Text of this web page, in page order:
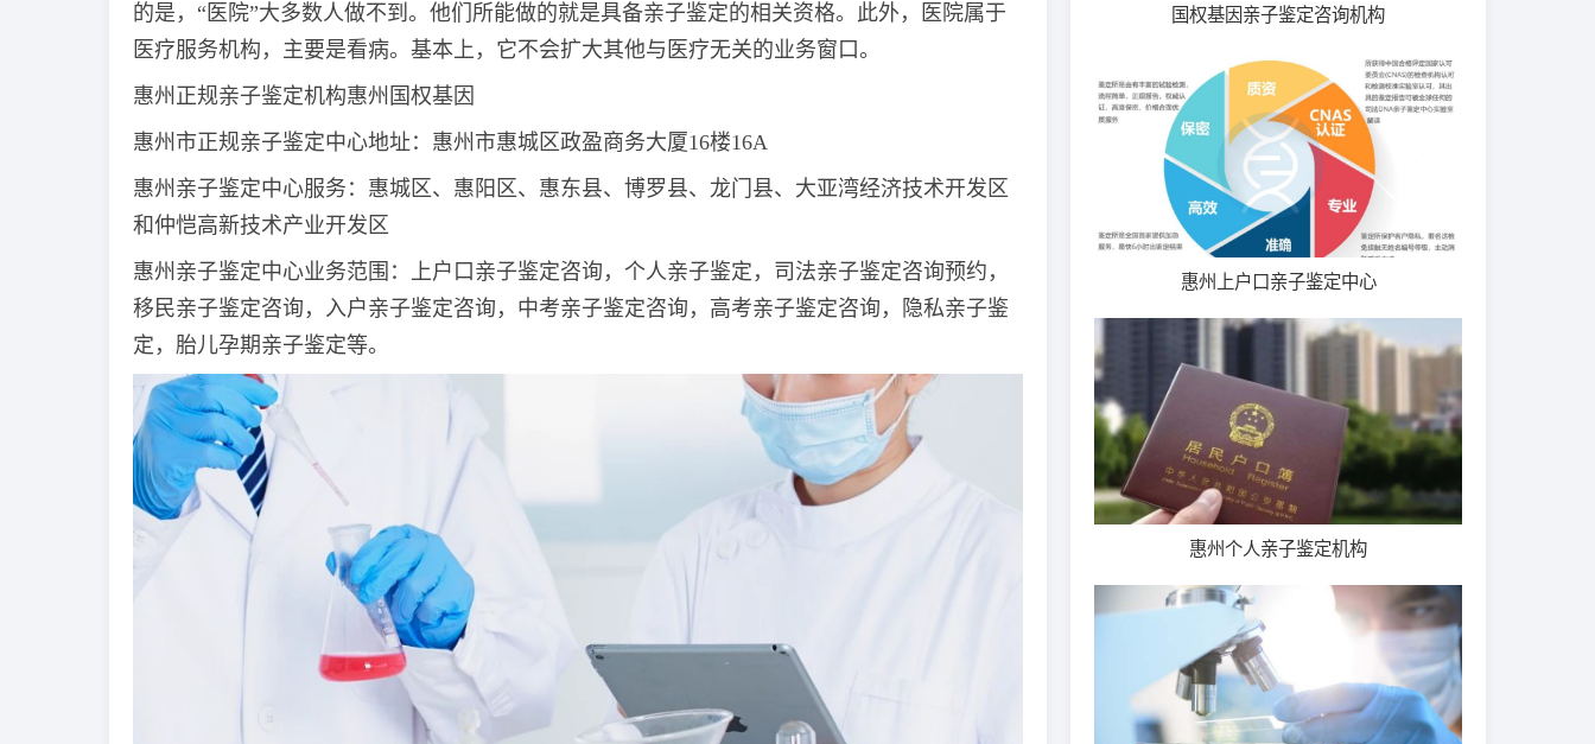
的是，“医院”大多数人做不到。他们所能做的就是具备亲子鉴定的相关资格。此外，医院属于
医疗服务机构，主要是看病。基本上，它不会扩大其他与医疗无关的业务窗口。
惠州正规亲子鉴定机构惠州国权基因
惠州市正规亲子鉴定中心地址：惠州市惠城区政盈商务大厦16楼16A
惠州亲子鉴定中心服务：惠城区、惠阳区、惠东县、博罗县、龙门县、大亚湾经济技术开发区
和仲恺高新技术产业开发区
惠州亲子鉴定中心业务范围：上户口亲子鉴定咨询，个人亲子鉴定，司法亲子鉴定咨询预约，
移民亲子鉴定咨询，入户亲子鉴定咨询，中考亲子鉴定咨询，高考亲子鉴定咨询，隐私亲子鉴
定，胎儿孕期亲子鉴定等。
国权基因亲子鉴定咨询机构
惠州上户口亲子鉴定中心
惠州个人亲子鉴定机构